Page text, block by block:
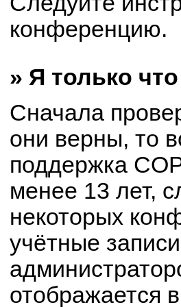
конференцию.
» Я только
Сначала
они верны, то
поддержка
менее 13 лет,
некоторых
учётные
отображается